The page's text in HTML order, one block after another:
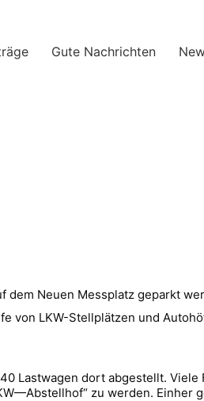
Gute Nachrichten
dem Neuen Messplatz geparkt
von LKW-Stellplätzen und
Lastwagen dort abgestellt.
zu werden. Einher